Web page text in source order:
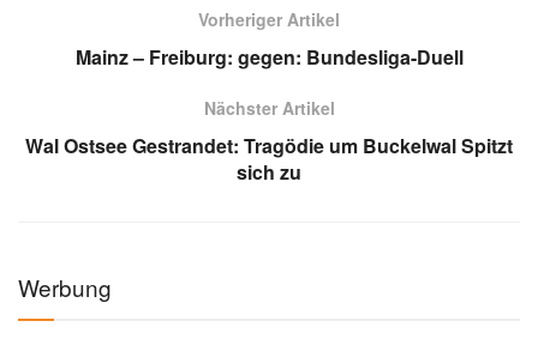
Vorheriger Artikel
Mainz – Freiburg: gegen: Bundesliga-Duell
Nächster Artikel
Wal Ostsee Gestrandet: Tragödie um Buckelwal Spitzt
sich zu
Werbung